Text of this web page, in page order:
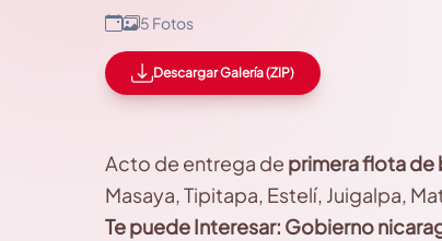
5 Fotos
Descargar Galería (ZIP)
Acto de entrega de primera flota de
Masaya, Tipitapa, Estelí, Juigalpa,
Te puede Interesar: Gobierno